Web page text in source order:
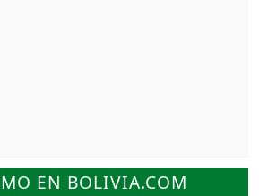
EN BOLIVIA.COM